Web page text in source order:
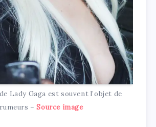
Lady Gaga est souvent l’objet de
rumeurs –Source image